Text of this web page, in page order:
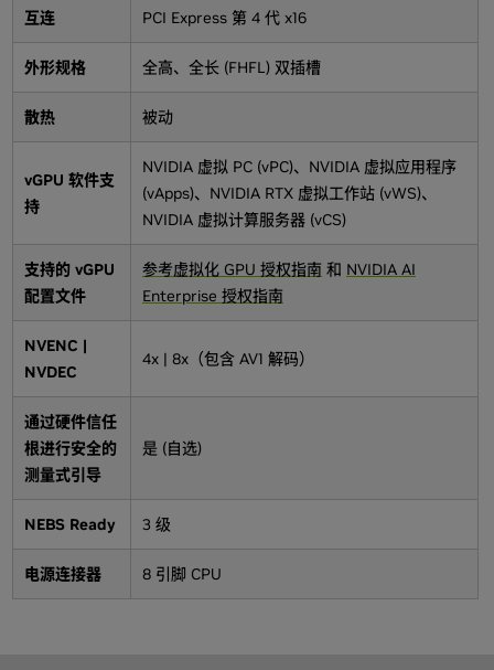
互连 PCI Express 第 4 代 x16
外形规格 全高、全长 (FHFL) 双插槽
散热 被动
vGPU 软件支
持
NVIDIA 虚拟 PC (vPC)、NVIDIA 虚拟应用程序
(vApps)、NVIDIA RTX 虚拟工作站 (vWS)、
NVIDIA 虚拟计算服务器 (vCS)
支持的 vGPU
配置文件
参考虚拟化 GPU 授权指南 和 NVIDIA AI
Enterprise 授权指南
NVENC |
NVDEC
4x | 8x（包含 AV1 解码）
通过硬件信任
根进行安全的
测量式引导
是 (自选)
NEBS Ready 3 级
电源连接器 8 引脚 CPU